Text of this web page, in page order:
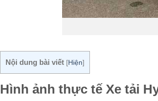
Nội dung bài viết [Hiện]
Hình ảnh thực tế Xe tải